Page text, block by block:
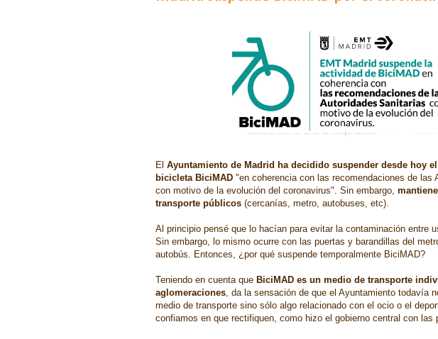
El Ayuntamiento de Madrid ha decidido suspender desde hoy
bicicleta BiciMAD "en coherencia con las recomendaciones de las
con motivo de la evolución del coronavirus". Sin embargo,
transporte públicos (cercanías, metro, autobuses, etc).
Al principio pensé que lo hacían para evitar la contaminación entre
Sin embargo, lo mismo ocurre con las puertas y barandillas del
autobús. Entonces, ¿por qué suspende temporalmente BiciMAD?
Teniendo en cuenta que BiciMAD es un medio de transporte
aglomeraciones, da la sensación de que el Ayuntamiento todavía
medio de transporte sino sólo algo relacionado con el ocio o el
confiamos en que rectifiquen, como hizo el gobierno central con las